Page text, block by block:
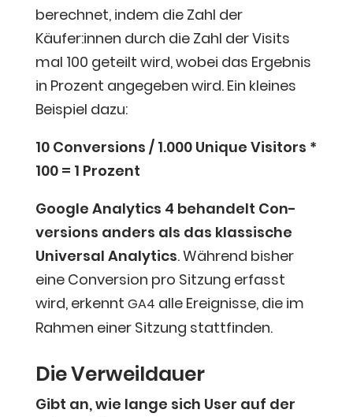
berech­net, indem die Zahl der
Käufer:innen durch die Zahl der Visits
mal 100 geteilt wird, wobei das Ergeb­nis
in Pro­zent ange­ge­ben wird. Ein klei­nes
Bei­spiel dazu:
10 Con­ver­si­ons / 1.000 Uni­que Visi­tors *
100 = 1 Prozent
Goog­le Ana­ly­tics 4 behan­delt Con­
ver­si­ons anders als das klas­si­sche
Uni­ver­sal Ana­ly­tics. Wäh­rend bis­her
eine Con­ver­si­on pro Sit­zung erfasst
wird, erkennt GA4 alle Ereig­nis­se, die im
Rah­men einer Sit­zung stattfinden.
Die Ver­weil­dau­er
Gibt an, wie lan­ge sich User auf der